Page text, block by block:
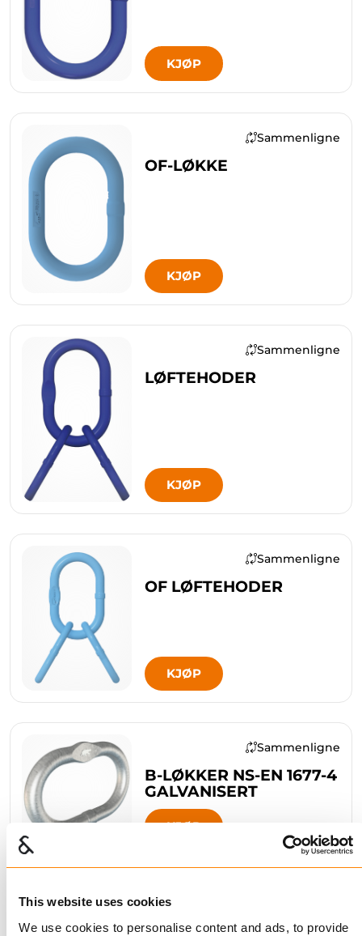
This website uses cookies
We use cookies to personalise content and ads, to provide
KJØP
Sammenligne
OF-LØKKE
KJØP
Sammenligne
LØFTEHODER
KJØP
Sammenligne
OF LØFTEHODER
KJØP
Sammenligne
B-LØKKER NS-EN 1677-4
GALVANISERT
KJØP
FRAM A-LØKKER